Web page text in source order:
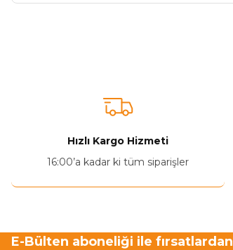
Ürün açıklamasında eksik bilgiler bulunuyor.
Ürün fiyatı diğer sitelerden daha pahalı.
Hızlı Kargo Hizmeti
16:00’a kadar ki tüm siparişler
E-Bülten aboneliği ile fırsatlardan